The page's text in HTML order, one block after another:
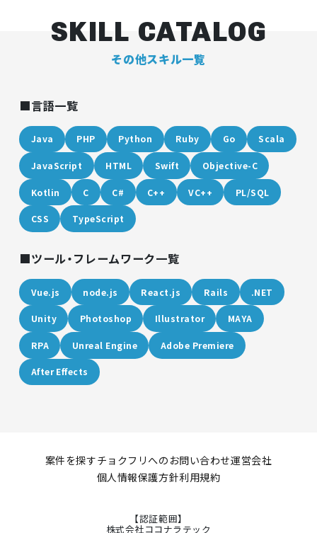
SKILL CATALOG
その他スキル一覧
言語一覧
Java PHP Python Ruby Go Scala
JavaScript HTML Swift Objective-C
Kotlin C C# C++ VC++ PL/SQL
CSS TypeScript
ツール・フレームワーク一覧
Vue.js node.js React.js Rails .NET
Unity Photoshop Illustrator MAYA
RPA Unreal Engine Adobe Premiere
After Effects
案件を探すチョクフリへのお問い合わせ運営会社
個人情報保護方針利用規約
【認証範囲】
株式会社ココナラテック